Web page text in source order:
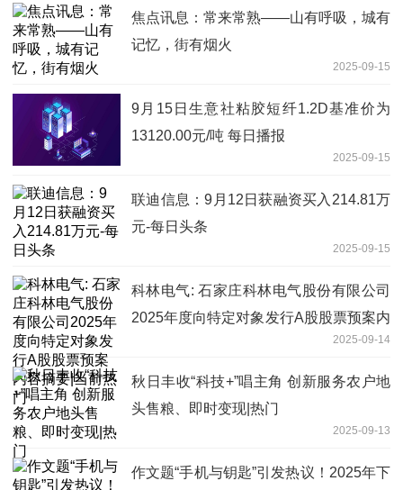
焦点讯息：常来常熟——山有呼吸，城有
记忆，街有烟火
2025-09-15
9月15日生意社粘胶短纤1.2D基准价为
13120.00元/吨 每日播报
2025-09-15
联迪信息：9月12日获融资买入214.81万
元-每日头条
2025-09-15
科林电气: 石家庄科林电气股份有限公司
2025年度向特定对象发行A股股票预案内
2025-09-14
秋日丰收“科技+”唱主角 创新服务农户地
头售粮、即时变现|热门
2025-09-13
作文题“手机与钥匙”引发热议！2025年下